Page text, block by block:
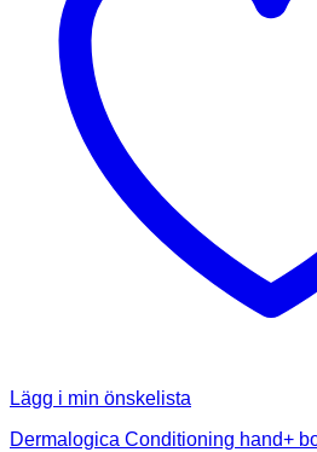
Lägg i min önskelista
Dermalogica Conditioning hand+